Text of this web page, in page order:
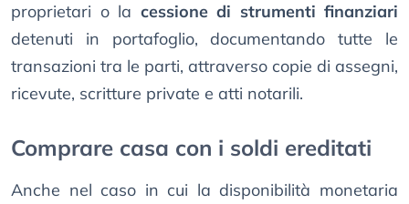
proprietari o la cessione di strumenti finanziari
detenuti in portafoglio, documentando tutte le
transazioni tra le parti, attraverso copie di assegni,
ricevute, scritture private e atti notarili.
Comprare casa con i soldi ereditati
Anche nel caso in cui la disponibilità monetaria